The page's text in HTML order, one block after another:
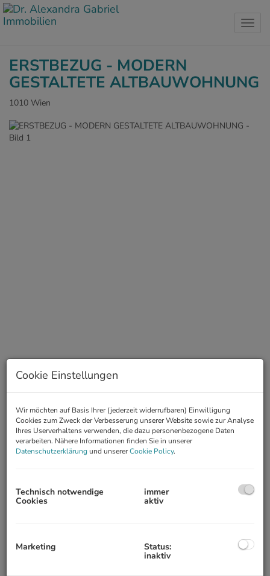
ERSTBEZUG - MODERN
GESTALTETE ALTBAUWOHNUNG
1010 Wien
Beschreibung
MODERN GESTALTETE INNENSTADTWOHNUNG IN
REPRÄSENTATIVEM GRÜNDERZEITHAUS - ERSTBEZUG
4. Obergeschoß mit Lift, befristete Vermietung (5 Jahre)
U2/U4 Schottenring
Bus- und Straßenbahnlinien: D, 1, 31, 71, 2A, 3A
Cookie Einstellungen
Wir möchten auf Basis Ihrer (jederzeit widerrufbaren) Einwilligung
Cookies zum Zweck der Verbesserung unserer Website sowie zur Analyse
Ihres Userverhaltens verwenden, die dazu personenbezogene Daten
verarbeiten. Nähere Informationen finden Sie in unserer
Datenschutzerklärungund unsererCookie Policy.
Technisch notwendige
Cookies
immer
aktiv
Marketing Status:
inaktiv